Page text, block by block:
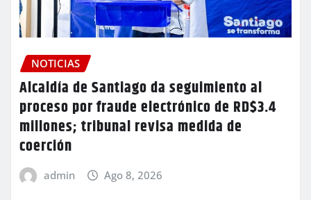
NOTICIAS
Alcaldía de Santiago da seguimiento al
proceso por fraude electrónico de RD$3.4
millones; tribunal revisa medida de
coerción
admin Ago 8, 2026